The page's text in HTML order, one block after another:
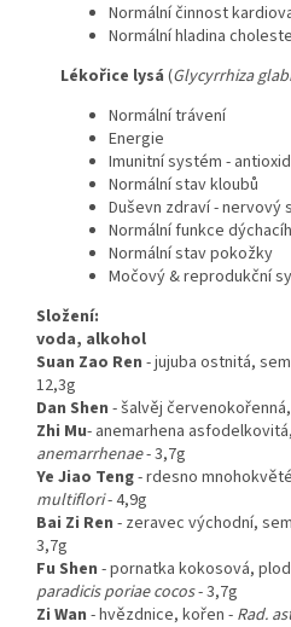
Normální činnost
Normální hladina
Lékořice lysá (Glycyrrhiza
Normální trávení
Energie
Imunitní systém -
Normální stav kloubů
Duševn zdraví - nervový
Normální funkce
Normální stav pokožky
Močový & reprodukční
Složení:
voda, alkohol
Suan Zao Ren -jujuba ostnitá,
12,3g
Dan Shen - šalvěj
Zhi Mu- anemarhena
anemarrhenae- 3,7g
Ye Jiao Teng- rdesno
multiflori- 4,9g
Bai Zi Ren - zeravec východní,
3,7g
Fu Shen -pornatka kokosová,
paradicis poriae cocos- 3,7g
Zi Wan -hvězdnice, kořen - Rad.